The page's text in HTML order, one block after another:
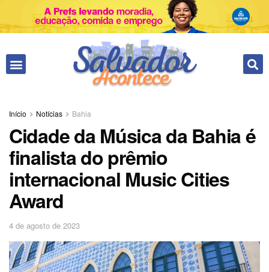
Início Notícias Bahia
Cidade da Música da Bahia é
finalista do prêmio
internacional Music Cities
Award
4 de agosto de 2023